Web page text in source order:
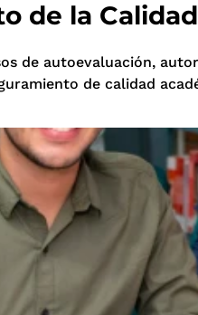
de la
de autoevaluación,
de calidad